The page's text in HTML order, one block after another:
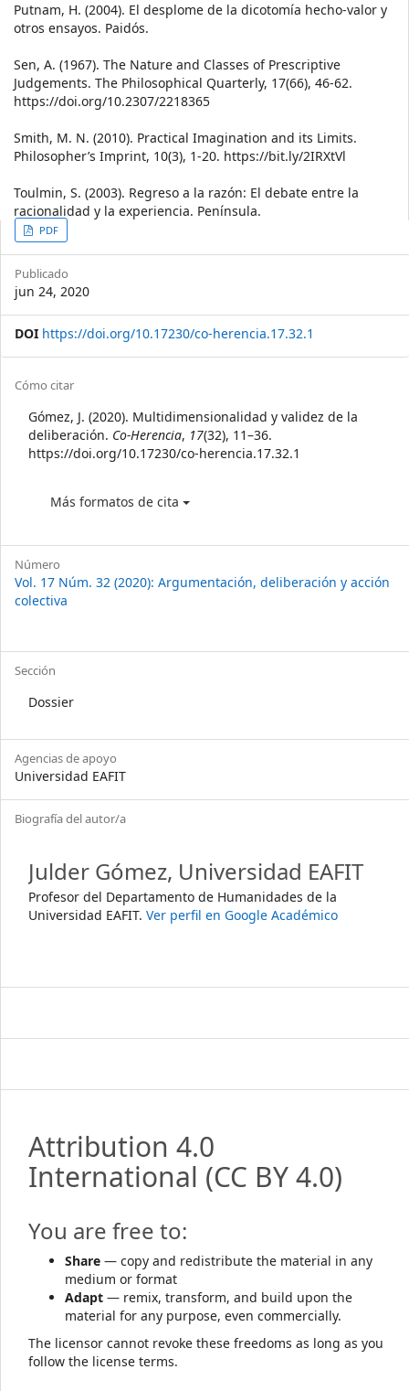
Putnam, H. (2004). El desplome de la dicotomía hecho-valor y
otros ensayos. Paidós.
Sen, A. (1967). The Nature and Classes of Prescriptive
Judgements. The Philosophical Quarterly, 17(66), 46-62.
https://doi.org/10.2307/2218365
Smith, M. N. (2010). Practical Imagination and its Limits.
Philosopher’s Imprint, 10(3), 1-20. https://bit.ly/2IRXtVl
Toulmin, S. (2003). Regreso a la razón: El debate entre la
racionalidad y la experiencia. Península.
Article
Sidebar
PDF
Publicado
jun 24, 2020
DOI https://doi.org/10.17230/co-herencia.17.32.1
Article
Details
Cómo citar
Gómez, J. (2020). Multidimensionalidad y validez de la
deliberación. Co-Herencia, 17(32), 11–36.
https://doi.org/10.17230/co-herencia.17.32.1
Más formatos de cita
Número
Vol. 17 Núm. 32 (2020): Argumentación, deliberación y acción
colectiva
Sección
Dossier
Agencias de apoyo
Universidad EAFIT
Biografía del autor/a
Julder Gómez, Universidad EAFIT
Profesor del Departamento de Humanidades de la
Universidad EAFIT. Ver perfil en Google Académico
Attribution 4.0
International (CC BY 4.0)
You are free to:
Share — copy and redistribute the material in any
medium or format
Adapt — remix, transform, and build upon the
material for any purpose, even commercially.
The licensor cannot revoke these freedoms as long as you
follow the license terms.